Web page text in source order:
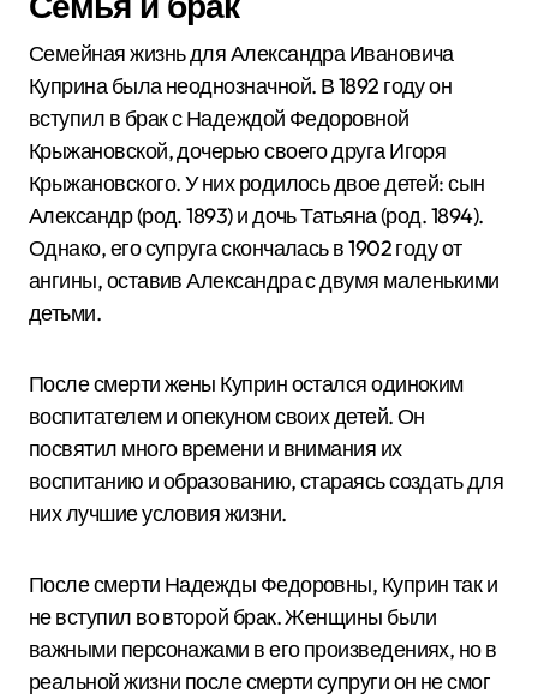
Семейная жизнь для Александра Ивановича
Куприна была неоднозначной. В 1892 году он
вступил в брак с Надеждой Федоровной
Крыжановской, дочерью своего друга Игоря
Крыжановского. У них родилось двое детей: сын
Александр (род. 1893) и дочь Татьяна (род. 1894).
Однако, его супруга скончалась в 1902 году от
ангины, оставив Александра с двумя маленькими
детьми.
После смерти жены Куприн остался одиноким
воспитателем и опекуном своих детей. Он
посвятил много времени и внимания их
воспитанию и образованию, стараясь создать для
них лучшие условия жизни.
После смерти Надежды Федоровны, Куприн так и
не вступил во второй брак. Женщины были
важными персонажами в его произведениях, но в
реальной жизни после смерти супруги он не смог